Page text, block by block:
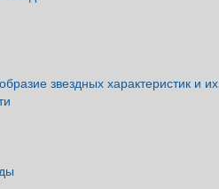
звездных характеристик и их